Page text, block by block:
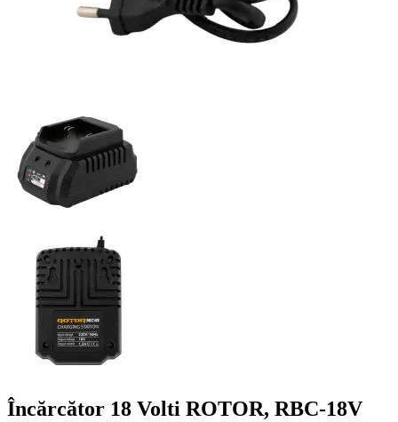
Încărcător 18 Volti ROTOR, RBC-18V